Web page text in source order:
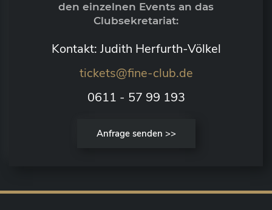
den einzelnen Events an das
Clubsekretariat:
Kontakt: Judith Herfurth-Völkel
tickets@fine-club.de
0611 - 57 99 193
Anfrage senden >>